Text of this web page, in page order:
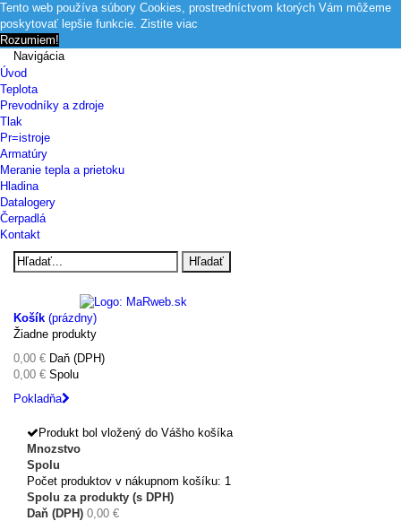
Tento web používa súbory Cookies, prostredníctvom ktorých Vám môžeme
poskytovať lepšie funkcie. Zistite viac
Rozumiem!
Navigácia
Úvod
Teplota
Prevodníky a zdroje
Tlak
Pr=istroje
Armatúry
Meranie tepla a prietoku
Hladina
Datalogery
Čerpadlá
Kontakt
Hľadať
Košík (prázdny)
Žiadne produkty
0,00 € Daň (DPH)
0,00 € Spolu
Pokladňa
Produkt bol vložený do Vášho košíka
Mnozstvo
Spolu
Počet produktov v nákupnom košíku: 1
Spolu za produkty (s DPH)
Daň (DPH) 0,00 €